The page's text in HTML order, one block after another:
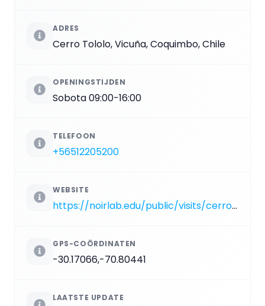
ADRES
Cerro Tololo, Vicuña, Coquimbo, Chile
OPENINGSTIJDEN
Sobota 09:00-16:00
TELEFOON
+56512205200
WEBSITE
https://noirlab.edu/public/visits/cerro-tololo-chile
GPS-COÖRDINATEN
-30.17066,-70.80441
LAATSTE UPDATE